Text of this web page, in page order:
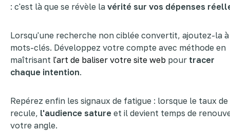
: c'est là que se révèle la vérité sur vos dépenses
Lorsqu'une recherche non ciblée convertit, ajoutez-la
mots-clés. Développez votre compte avec méthode en
maîtrisant l'art de baliser votre site web pour tracer
chaque intention.
Repérez enfin les signaux de fatigue : lorsque le taux
recule, l'audience sature et il devient temps de
votre angle.